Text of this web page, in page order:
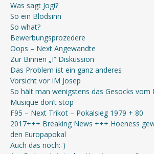
Was sagt Jogi?
So ein Blödsinn
So what?
Bewerbungsprozedere
Oops – Next Angewandte
Zur Binnen „I“ Diskussion
Das Problem ist ein ganz anderes
Vorsicht vor IM Josep
So hält man wenigstens das Gesocks vom
Musique don’t stop
F95 – Next Trikot – Pokalsieg 1979 + 80
2017+++ Breaking News +++ Hoeness
den Europapokal
Auch das noch:-)